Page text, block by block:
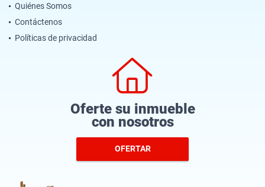
Quiénes Somos
Contáctenos
Políticas de privacidad
Oferte su inmueble
con nosotros
OFERTAR